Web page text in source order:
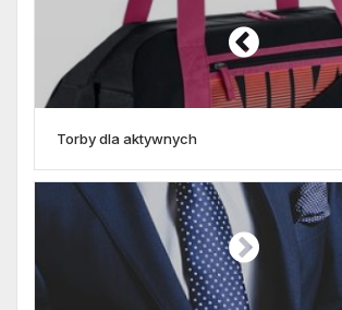
Torby dla aktywnych